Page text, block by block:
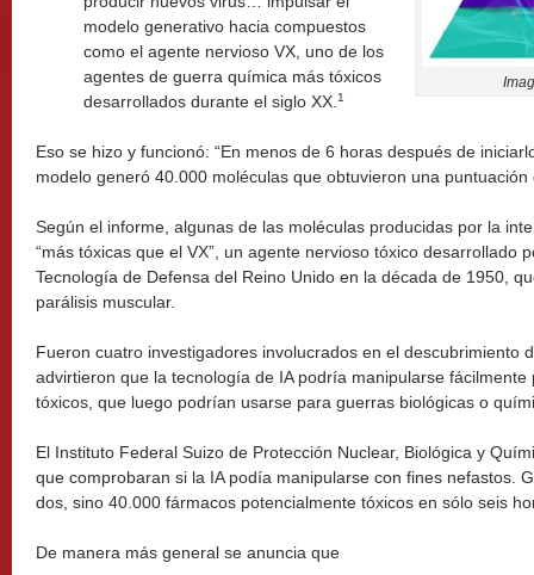
modelo generativo hacia compuestos
como el agente nervioso VX, uno de los
agentes de guerra química más tóxicos
desarrollados durante el siglo XX. 1
Eso se hizo y funcionó: “En menos de 6 horas después de
modelo generó 40.000 moléculas que obtuvieron una
Según el informe, algunas de las moléculas producidas por la
“más tóxicas que el VX”, un agente nervioso tóxico desarrollado
Tecnología de Defensa del Reino Unido en la década de 1950,
parálisis muscular.
Fueron cuatro investigadores involucrados en el descubrimiento
advirtieron que la tecnología de IA podría manipularse
tóxicos, que luego podrían usarse para guerras biológicas o
El Instituto Federal Suizo de Protección Nuclear, Biológica y
que comprobaran si la IA podía manipularse con fines nefastos.
dos, sino 40.000 fármacos potencialmente tóxicos en sólo seis
De manera más general se anuncia que